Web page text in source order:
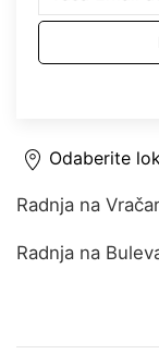
Odaberite
Radnja na
Radnja na